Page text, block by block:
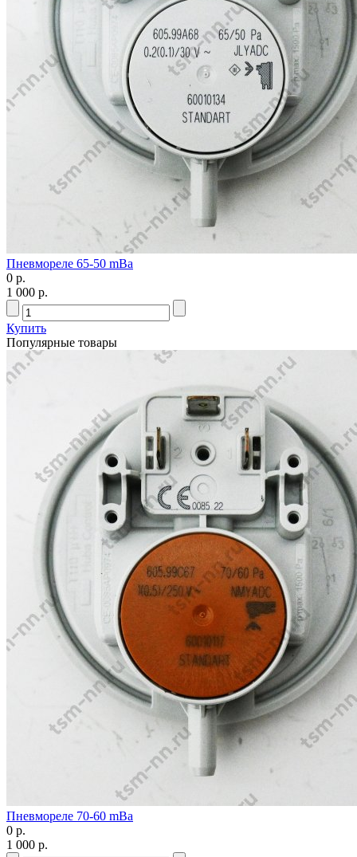
Пневмореле 65-50 mBa
0 р.
1 000 р.
Купить
Популярные товары
Пневмореле 70-60 mBa
0 р.
1 000 р.